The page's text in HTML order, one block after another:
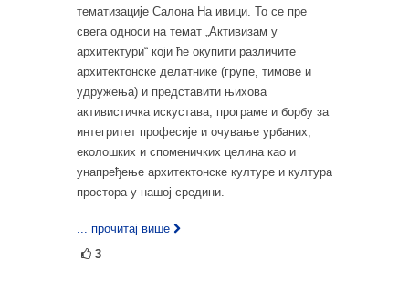
тематизације Салона На ивици. То се пре
свега односи на темат „Активизам у
архитектури“ који ће окупити различите
архитектонске делатнике (групе, тимове и
удружења) и представити њихова
активистичка искустава, програме и борбу за
интегритет професије и очување урбаних,
еколошких и споменичких целина као и
унапређење архитектонске културе и култура
простора у нашој средини.
... прочитај више
3